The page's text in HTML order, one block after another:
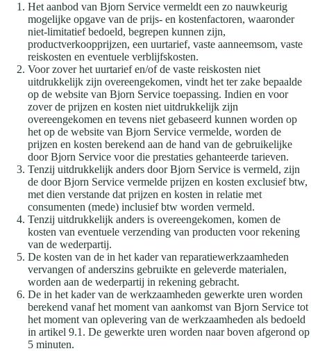
Het aanbod van Bjorn Service vermeldt een zo nauwkeurig
mogelijke opgave van de prijs- en kostenfactoren, waaronder
niet-limitatief bedoeld, begrepen kunnen zijn,
productverkoopprijzen, een uurtarief, vaste aanneemsom, vaste
reiskosten en eventuele verblijfskosten.
Voor zover het uurtarief en/of de vaste reiskosten niet
uitdrukkelijk zijn overeengekomen, vindt het ter zake bepaalde
op de website van Bjorn Service toepassing. Indien en voor
zover de prijzen en kosten niet uitdrukkelijk zijn
overeengekomen en tevens niet gebaseerd kunnen worden op
het op de website van Bjorn Service vermelde, worden de
prijzen en kosten berekend aan de hand van de gebruikelijke
door Bjorn Service voor die prestaties gehanteerde tarieven.
Tenzij uitdrukkelijk anders door Bjorn Service is vermeld, zijn
de door Bjorn Service vermelde prijzen en kosten exclusief btw,
met dien verstande dat prijzen en kosten in relatie met
consumenten (mede) inclusief btw worden vermeld.
Tenzij uitdrukkelijk anders is overeengekomen, komen de
kosten van eventuele verzending van producten voor rekening
van de wederpartij.
De kosten van de in het kader van reparatiewerkzaamheden
vervangen of anderszins gebruikte en geleverde materialen,
worden aan de wederpartij in rekening gebracht.
De in het kader van de werkzaamheden gewerkte uren worden
berekend vanaf het moment van aankomst van Bjorn Service tot
het moment van oplevering van de werkzaamheden als bedoeld
in artikel 9.1. De gewerkte uren worden naar boven afgerond op
5 minuten.